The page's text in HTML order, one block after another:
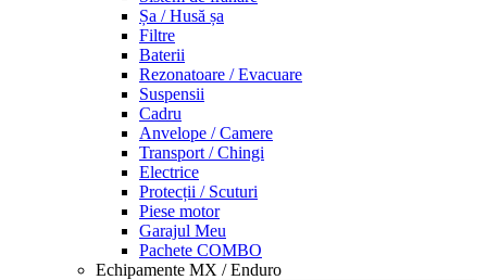
Șa / Husă șa
Filtre
Baterii
Rezonatoare / Evacuare
Suspensii
Cadru
Anvelope / Camere
Transport / Chingi
Electrice
Protecții / Scuturi
Piese motor
Garajul Meu
Pachete COMBO
Echipamente MX / Enduro